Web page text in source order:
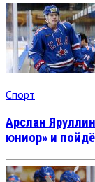
Спорт
Арслан
юниор» и